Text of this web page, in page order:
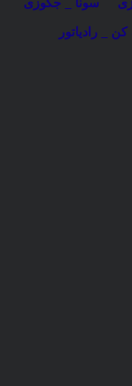
سونا _ جکوزی
_ رادیاتور